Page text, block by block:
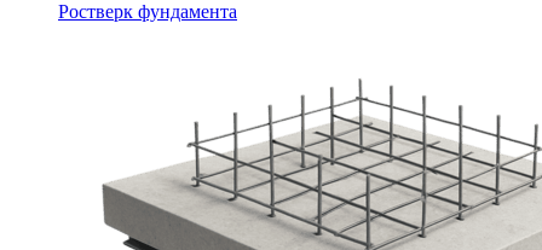
Ростверк фундамента